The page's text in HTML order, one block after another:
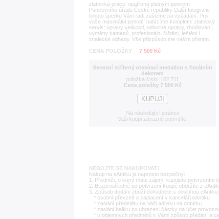
zlatnická práce, opatřena platným puncem
Puncovního úřadu České republiky Další fotografie
tohoto šperku Vám rádi zašleme na vyžádání. Pro
vaše maximální pohodlí nabízíme kompletní zlatnický
servis: úpravy velikosti, odborné opravy, rhodiování,
výměny kamenů, profesionální čištění, leštění i
znalecké odhady. Vše přizpůsobíme vašim přáním.
CENA POLOŽKY
7 500 Kč
Secesní stříbrný otevírací medailon s florálním
dekorem
položka číslo: 182 711
Cena položky 7 500 Kč
Na následující stránce
Vaši koupi závazně potvrdíte.
NEBOJTE SE NAKUPOVAT!
Nákup na eAntiku je naprosto bezpečný:
1. Předmět, o který máte zájem, kupujete potvrzením
2. Bezprostředně po potvrzení koupě obdržíte z
3. Způsob dodání zboží dohodnete s obsluhou
* osobní převzetí a zaplacení v kanceláři eAntiku
* zaslání předmětu na Vaši adresu na dobírku
* zaslání balíku po uhrazení částky na účet
* u objemných předmětů s Vámi způsob předání a